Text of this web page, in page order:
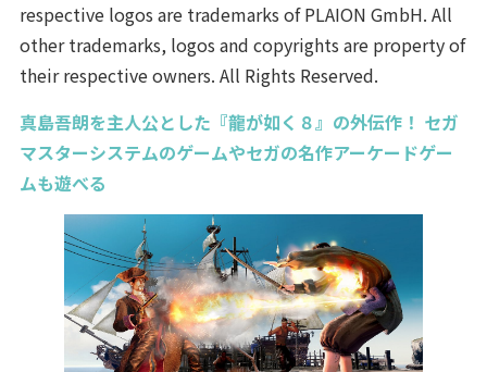
respective logos are trademarks of PLAION GmbH. All
other trademarks, logos and copyrights are property of
their respective owners. All Rights Reserved.
真島吾朗を主人公とした『龍が如く８』の外伝作！ セガ
マスターシステムのゲームやセガの名作アーケードゲー
ムも遊べる